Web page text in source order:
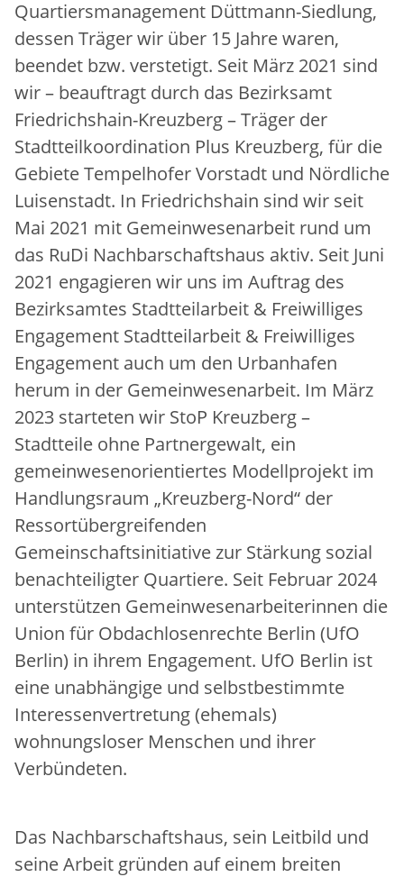
Quartiersmanagement Düttmann-Siedlung,
dessen Träger wir über 15 Jahre waren,
beendet bzw. verstetigt. Seit März 2021 sind
wir – beauftragt durch das Bezirksamt
Friedrichshain-Kreuzberg – Träger der
Stadtteilkoordination Plus Kreuzberg, für die
Gebiete Tempelhofer Vorstadt und Nördliche
Luisenstadt. In Friedrichshain sind wir seit
Mai 2021 mit Gemeinwesenarbeit rund um
das RuDi Nachbarschaftshaus aktiv. Seit Juni
2021 engagieren wir uns im Auftrag des
Bezirksamtes Stadtteilarbeit & Freiwilliges
Engagement Stadtteilarbeit & Freiwilliges
Engagement auch um den Urbanhafen
herum in der Gemeinwesenarbeit. Im März
2023 starteten wir StoP Kreuzberg –
Stadtteile ohne Partnergewalt, ein
gemeinwesenorientiertes Modellprojekt im
Handlungsraum „Kreuzberg-Nord“ der
Ressortübergreifenden
Gemeinschaftsinitiative zur Stärkung sozial
benachteiligter Quartiere. Seit Februar 2024
unterstützen Gemeinwesenarbeiterinnen die
Union für Obdachlosenrechte Berlin (UfO
Berlin) in ihrem Engagement. UfO Berlin ist
eine unabhängige und selbstbestimmte
Interessenvertretung (ehemals)
wohnungsloser Menschen und ihrer
Verbündeten.
Das Nachbarschaftshaus, sein Leitbild und
seine Arbeit gründen auf einem breiten